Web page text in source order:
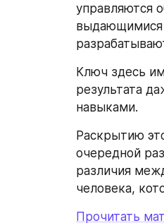
управляются
выдающимися
Ключ здесь
результата
навыками.
Раскрытию
очередной
различия
человека,
Прочитать